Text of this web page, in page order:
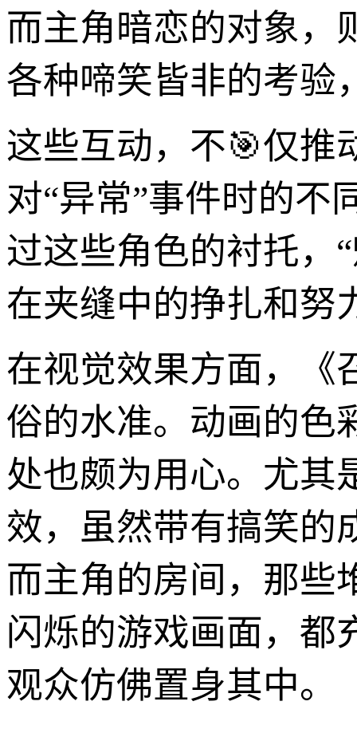
而主角暗恋的对象，
各种啼笑皆非的考验
这些互动，不🎯仅推
对“异常”事件时的不
过这些角色的衬托，
在夹缝中的挣扎和努
在视觉效果方面，《
俗的水准。动画的色
处也颇为用心。尤其
效，虽然带有搞笑的
而主角的房间，那些
闪烁的游戏画面，都
观众仿佛置身其中。